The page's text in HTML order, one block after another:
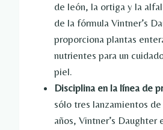
de león, la ortiga y la
de la fórmula Vintner’s
proporciona plantas
nutrientes para un
piel.
Disciplina en la línea de
sólo tres lanzamientos
años, Vintner’s Daughter